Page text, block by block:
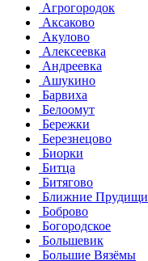
Агрогородок
Аксаково
Акулово
Алексеевка
Андреевка
Ашукино
Барвиха
Белоомут
Бережки
Березнецово
Биорки
Битца
Битягово
Ближние Прудищи
Боброво
Богородское
Большевик
Большие Вязёмы